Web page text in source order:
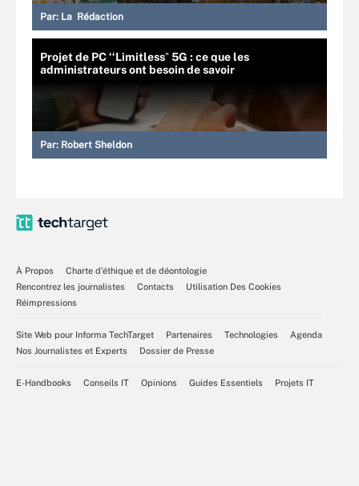
Par: La Rédaction
Projet de PC ‘‘Limitlessˮ 5G : ce que les
administrateurs ont besoin de savoir
Par: Robert Sheldon
À Propos
Charte d’éthique et de déontologie
Rencontrez les journalistes
Contacts
Utilisation Des Cookies
Réimpressions
Site Web pour Informa TechTarget Partenaires Technologies
Agenda
Nos Journalistes et Experts
Dossier de Presse
E-Handbooks Conseils IT Opinions Guides Essentiels Projets IT